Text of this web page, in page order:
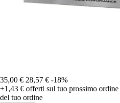
35,00 € 28,57 € -18%
+1,43 € offerti sul tuo prossimo ordine
del tuo ordine